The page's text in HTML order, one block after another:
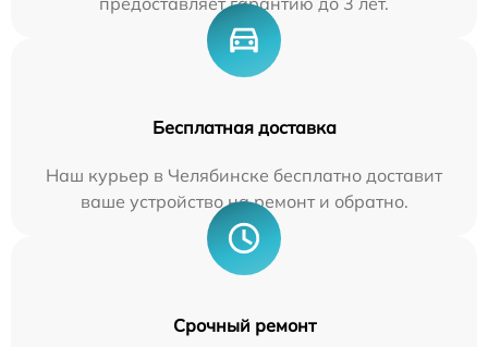
Бесплатная доставка
Наш курьер в Челябинске бесплатно доставит
ваше устройство на ремонт и обратно.
Срочный ремонт